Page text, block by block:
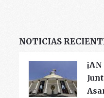
NOTICIAS